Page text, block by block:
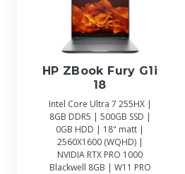
HP ZBook Fury G1i
18
Intel Core Ultra 7 255HX |
8GB DDR5 | 500GB SSD |
0GB HDD | 18" matt |
2560X1600 (WQHD) |
NVIDIA RTX PRO 1000
Blackwell 8GB | W11 PRO